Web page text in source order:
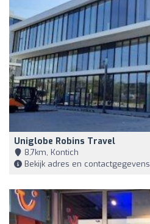
Uniglobe Robins Travel
8,7km, Kontich
Bekijk adres en contactgegevens